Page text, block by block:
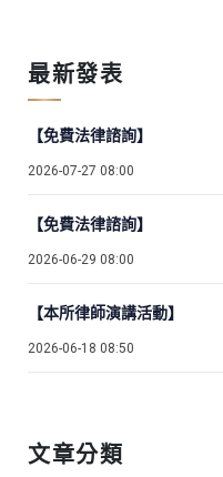
最新發表
【免費法律諮詢】
2026-07-27 08:00
【免費法律諮詢】
2026-06-29 08:00
【本所律師演講活動】
2026-06-18 08:50
文章分類